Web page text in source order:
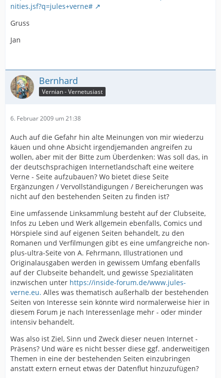
nities.jsf?q=jules+verne#
Gruss
Jan
Bernhard
Vernian - Vernetusiast
6. Februar 2009 um 21:38
Auch auf die Gefahr hin alte Meinungen von mir wiederzu
käuen und ohne Absicht irgendjemanden angreifen zu
wollen, aber mit der Bitte zum Überdenken: Was soll das, in
der deutschsprachigen Internetlandschaft eine weitere
Verne - Seite aufzubauen? Wo bietet diese Seite
Ergänzungen / Vervollständigungen / Bereicherungen was
nicht auf den bestehenden Seiten zu finden ist?
Eine umfassende Linksammlung besteht auf der Clubseite,
Infos zu Leben und Werk allgemein ebenfalls, Comics und
Hörspiele sind auf eigenen Seiten behandelt, zu den
Romanen und Verfilmungen gibt es eine umfangreiche non-
plus-ultra-Seite von A. Fehrmann, Illustrationen und
Originalausgaben werden in gewissem Umfang ebenfalls
auf der Clubseite behandelt, und gewisse Spezialitäten
inzwischen unter https://inside-forum.de/www.jules-
verne.eu. Alles was thematisch außerhalb der bestehenden
Seiten von Interesse sein könnte wird normalerweise hier in
diesem Forum je nach Interessenlage mehr - oder minder
intensiv behandelt.
Was also ist Ziel, Sinn und Zweck dieser neuen Internet -
Präsens? Und wäre es nicht besser diese ggf. anderweitigen
Themen in eine der bestehenden Seiten einzubringen
anstatt extern erneut etwas der Datenflut hinzuzufügen?